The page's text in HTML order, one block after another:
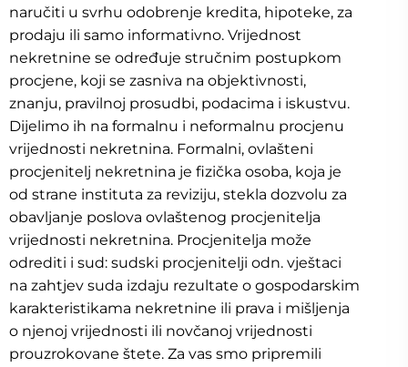
naručiti u svrhu odobrenje kredita, hipoteke, za
prodaju ili samo informativno. Vrijednost
nekretnine se određuje stručnim postupkom
procjene, koji se zasniva na objektivnosti,
znanju, pravilnoj prosudbi, podacima i iskustvu.
Dijelimo ih na formalnu i neformalnu procjenu
vrijednosti nekretnina. Formalni, ovlašteni
procjenitelj nekretnina je fizička osoba, koja je
od strane instituta za reviziju, stekla dozvolu za
obavljanje poslova ovlaštenog procjenitelja
vrijednosti nekretnina. Procjenitelja može
odrediti i sud: sudski procjenitelji odn. vještaci
na zahtjev suda izdaju rezultate o gospodarskim
karakteristikama nekretnine ili prava i mišljenja
o njenoj vrijednosti ili novčanoj vrijednosti
prouzrokovane štete. Za vas smo pripremili